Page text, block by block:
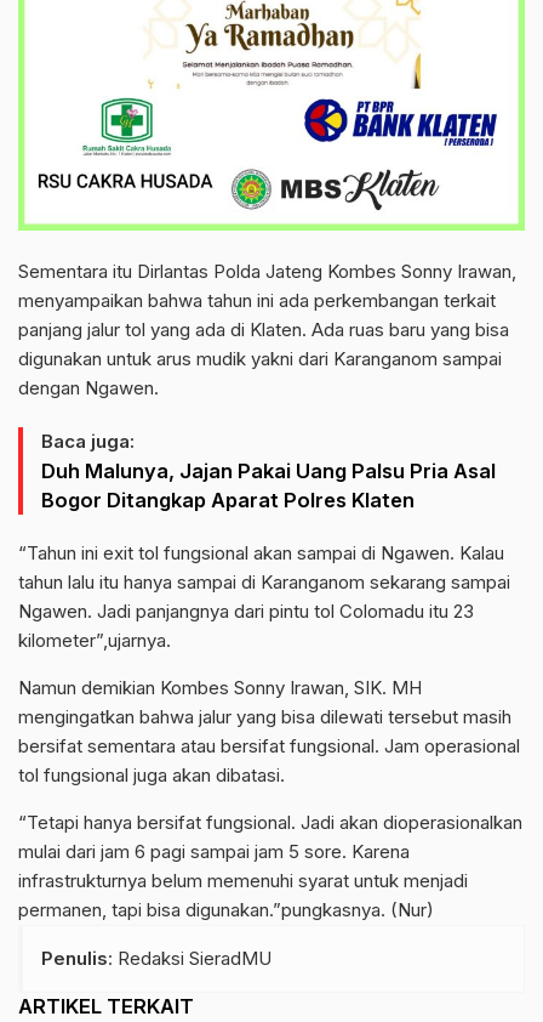
Sementara itu Dirlantas Polda Jateng Kombes Sonny Irawan,
menyampaikan bahwa tahun ini ada perkembangan terkait
panjang jalur tol yang ada di Klaten. Ada ruas baru yang bisa
digunakan untuk arus mudik yakni dari Karanganom sampai
dengan Ngawen.
Baca juga:
Duh Malunya, Jajan Pakai Uang Palsu Pria Asal
Bogor Ditangkap Aparat Polres Klaten
“Tahun ini exit tol fungsional akan sampai di Ngawen. Kalau
tahun lalu itu hanya sampai di Karanganom sekarang sampai
Ngawen. Jadi panjangnya dari pintu tol Colomadu itu 23
kilometer”,ujarnya.
Namun demikian Kombes Sonny Irawan, SIK. MH
mengingatkan bahwa jalur yang bisa dilewati tersebut masih
bersifat sementara atau bersifat fungsional. Jam operasional
tol fungsional juga akan dibatasi.
“Tetapi hanya bersifat fungsional. Jadi akan dioperasionalkan
mulai dari jam 6 pagi sampai jam 5 sore. Karena
infrastrukturnya belum memenuhi syarat untuk menjadi
permanen, tapi bisa digunakan.”pungkasnya. (Nur)
Penulis: Redaksi SieradMU
ARTIKEL TERKAIT